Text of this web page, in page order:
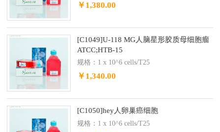
￥1,380.00
[C1049]U-118 MG人脑星形胶质母细胞瘤
ATCC;HTB-15
规格：1 x 10^6 cells/T25
￥1,340.00
[C1050]hey人卵巢癌细胞
规格：1 x 10^6 cells/T25